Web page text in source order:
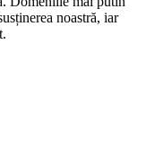
noastră, iar